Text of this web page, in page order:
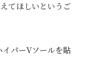
てほしいというご
イパーVソールを貼